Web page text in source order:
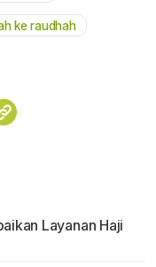
ke raudhah
Layanan Haji